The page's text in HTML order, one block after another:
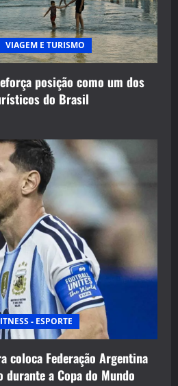
VIAGEM E TURISMO
posição como um dos
do Brasil
- ESPORTE
coloca Federação Argentina
durante a Copa do Mundo